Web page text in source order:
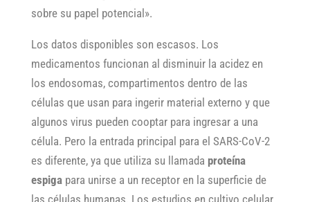
sobre su papel potencial».
Los datos disponibles son escasos. Los
medicamentos funcionan al disminuir la acidez en
los endosomas, compartimentos dentro de las
células que usan para ingerir material externo y que
algunos virus pueden cooptar para ingresar a una
célula. Pero la entrada principal para el SARS-CoV-2
es diferente, ya que utiliza su llamada proteína
espigapara unirse a un receptor en la superficie de
las células humanas. Los estudios en cultivo celular